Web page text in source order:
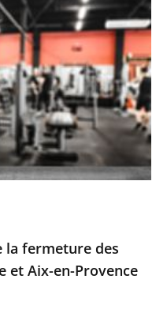
la fermeture des
et Aix-en-Provence